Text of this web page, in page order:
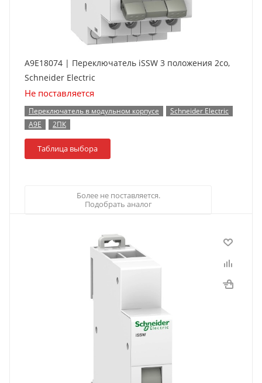
A9E18074 | Переключатель iSSW 3 положения 2co,
Schneider Electric
Не поставляется
Переключатель в модульном корпусе
Schneider Electric
A9E
2ПК
Таблица выбора
Более не поставляется.
Подобрать аналог